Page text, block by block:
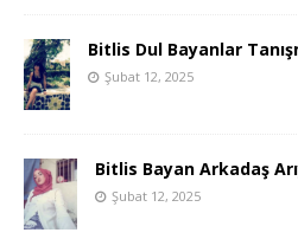
Bitlis Dul Bayanlar
Şubat 12, 2025
Bitlis Bayan Arkadaş
Şubat 12, 2025